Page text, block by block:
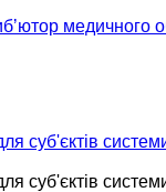
суб'єктів
суб'єктів